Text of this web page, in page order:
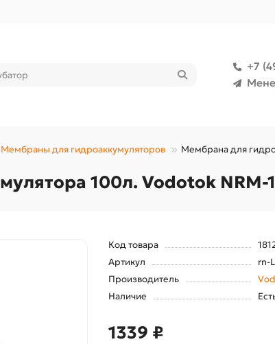
+7
Мембраны для гидроаккумуляторов Мембрана для
100л. Vodotok NRM-
Код товара
Артикул
rn-
Производитель
Наличие
1339 ₽